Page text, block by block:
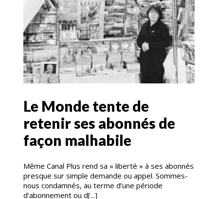
Le Monde tente de
retenir ses abonnés de
façon malhabile
Même Canal Plus rend sa « liberté » à ses abonnés
presque sur simple demande ou appel. Sommes-
nous condamnés, au terme d’une période
d’abonnement ou d[...]